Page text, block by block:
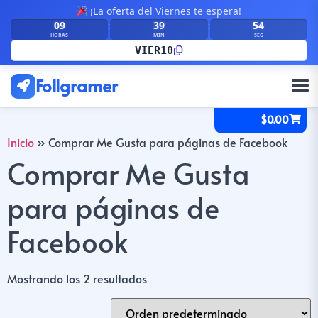
¡La oferta del Viernes te espera!
09
HORAS
: 39
MIN
: 54
SEG
VIER10
Follgramer
$0.00
Inicio » Comprar Me Gusta para páginas de Facebook
Comprar Me Gusta
para páginas de
Facebook
Mostrando los 2 resultados